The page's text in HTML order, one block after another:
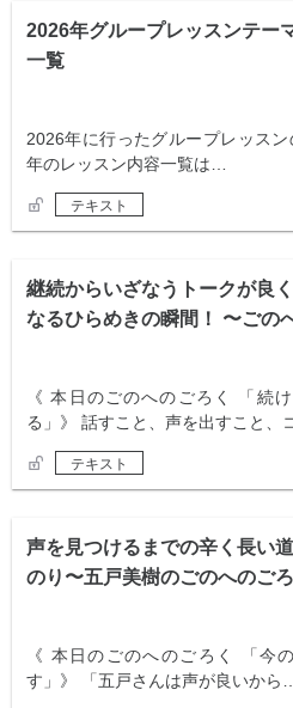
2026年グループレッスンテー
一覧
2026年に行ったグループレッス
年のレッスン内容一覧は…
テキスト
継続からいざなうトークが良く
なるひらめきの瞬間！ 〜ごの
《 本日のごのへのごろく 「
る」》 話すこと、声を出すこと、
テキスト
声を見つけるまでの辛く長い道
のり〜五戸美樹のごのへのごろ
《 本日のごのへのごろく 「今
す」》 「五戸さんは声が良いから…